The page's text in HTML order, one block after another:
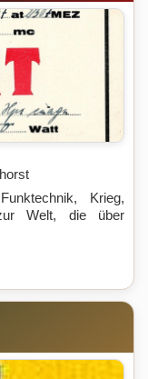
Krieg,
Welt, die über